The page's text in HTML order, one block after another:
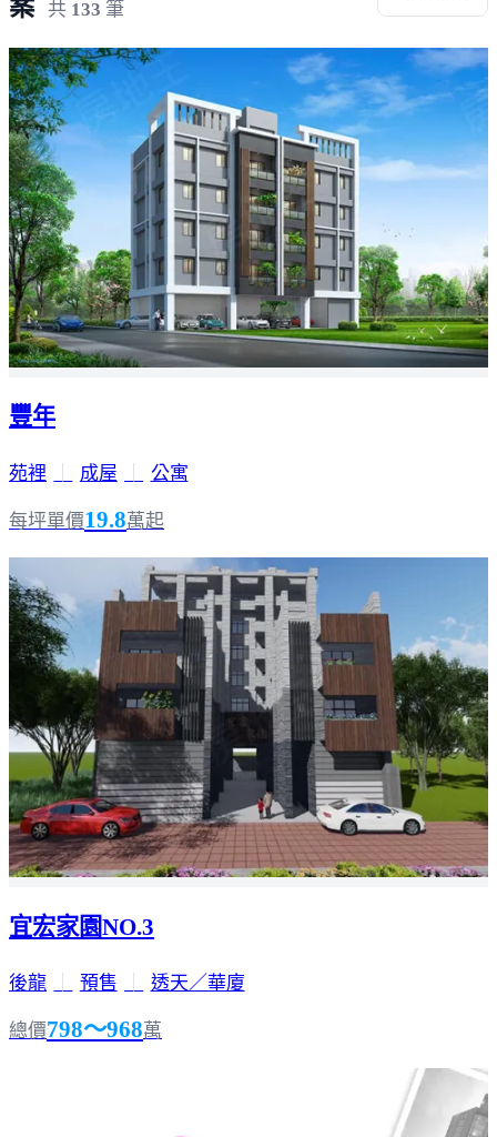
案
共 133 筆
載入失敗，請重新整理
豐年
苑裡 成屋 公寓
每坪單價19.8萬起
宜宏家園NO.3
後龍 預售 透天／華廈
總價798～968萬